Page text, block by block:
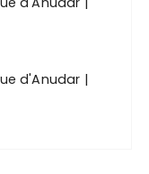
d'Anudar